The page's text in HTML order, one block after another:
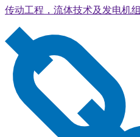
传动工程，流体技术及发电机组